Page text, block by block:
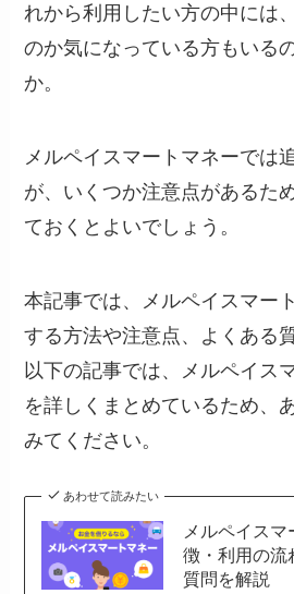
れから利用したい方の中には
のか気になっている方もいる
か。
メルペイスマートマネーでは
が、いくつか注意点があるた
ておくとよいでしょう。
本記事では、メルペイスマー
する方法や注意点、よくある
以下の記事では、メルペイス
を詳しくまとめているため、
みてください。
あわせて読みたい
メルペイス
徴・利用の流
質問を解説